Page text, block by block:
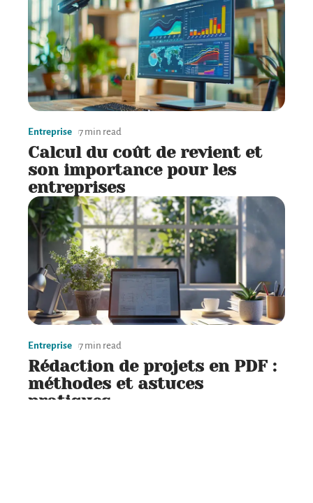
Entreprise 7 min read
Calcul du coût de revient et
son importance pour les
entreprises
Entreprise 7 min read
Rédaction de projets en PDF :
méthodes et astuces
pratiques